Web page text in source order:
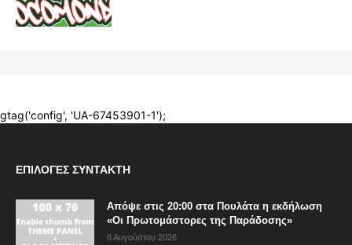
ΕΠΙΛΟΓΈΣ ΣΥΝΤΆΚΤΗ
Απόψε στις 20:00 στα Πουλάτα η εκδήλωση
«Οι Πρωτομάστορες της Παράδοσης»
8 Αυγούστου 2026